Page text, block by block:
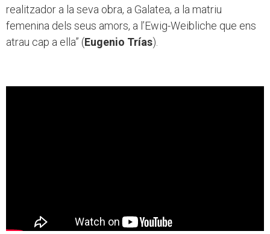
realitzador a la seva obra, a Galatea, a la matriu
femenina dels seus amors, a l’Ewig-Weibliche que ens
atrau cap a ella” (Eugenio Trías).